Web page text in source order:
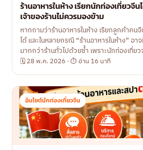
ร้านอาหารในห้าง เรียกนักท่องเที่ยวจีน
เจ้าของร้านไม่ควรมองข้าม
หากถามว่าร้านอาหารในห้าง เรียกลูกค้าคน
ได้ และในหลายกรณี “ร้านอาหารในห้าง” อา
มากกว่าร้านทั่วไปด้วยซ้ำ เพราะนักท่องเที่ย
🗓 28 พ.ค. 2026 · ⏱ อ่าน 16 นาที
อินไซต์นักท่องเที่ยวจีน